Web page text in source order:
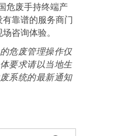
危废手持终端产
靠谱的服务商门
咨询体验。
危废管理操作仅
要求请以当地生
系统的最新通知